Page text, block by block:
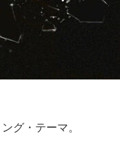
グ・テーマ。